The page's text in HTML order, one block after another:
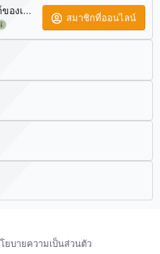
กำลังใช้งานบนเว็บไซต์ของเรา
สมาชิกที่ออนไลน์
ยบายความเป็นส่วนตัว